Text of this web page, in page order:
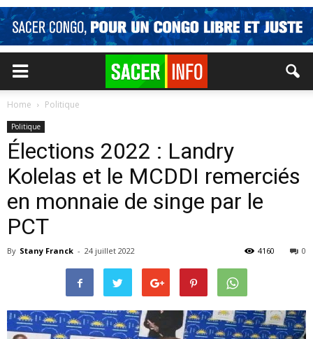
Home Politique
Politique
Élections 2022 : Landry
Kolelas et le MCDDI remerciés
en monnaie de singe par le
PCT
By Stany Franck - 24 juillet 2022 0
4160